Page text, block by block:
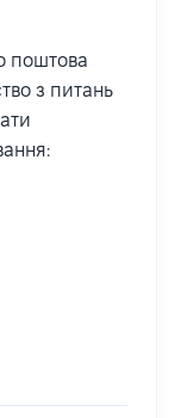
поштова
з питань